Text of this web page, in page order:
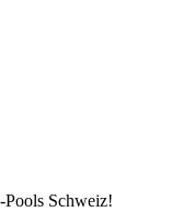
Pools Schweiz!